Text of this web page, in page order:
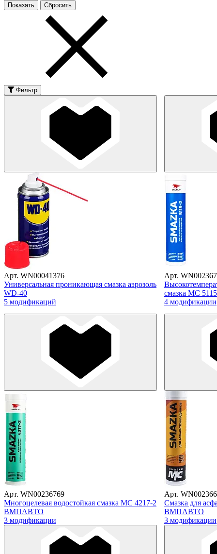
Фильтр
Арт. WN00041376
Универсальная проникающая смазка аэрозоль
WD-40
5 модификаций
Арт.
смазка МС
4 модификации
Арт. WN00236769
Многоцелевая водостойкая смазка МС 4217-2
ВМПАВТО
3 модификации
Арт.
Смазка для
ВМПАВТО
3 модификации